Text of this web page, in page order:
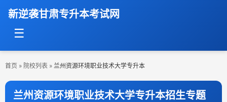
新逆袭甘肃专升本考试网
☰
首页 » 院校列表 » 兰州资源环境职业技术大学专升本
兰州资源环境职业技术大学专升本招生专题